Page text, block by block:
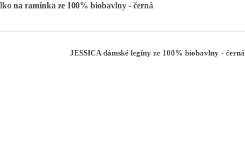
na ramínka ze 100% biobavlny - černá
JESSICA dámské legíny ze 100% biobavlny - černá